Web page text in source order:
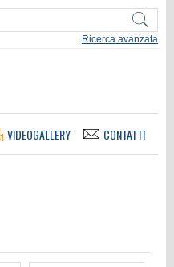
Ricerca avanzata
VIDEOGALLERY CONTATTI